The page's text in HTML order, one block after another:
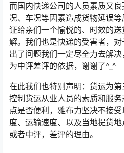
而国内快递公司的人员素质又
况、车况等因素造成货物延误
证给亲们一个愉悦的、时效的
解。我们也是快递的受害者，对
出了问题我们一定尽全力去解
为中评差评的依据，谢谢了^_^
在此我们也特别声明：货运为
控制货运从业人员的素质和服
点是否便利，雅布力坚决不接
度、运输速度、以及当地提货
或者中评，差评的理由。